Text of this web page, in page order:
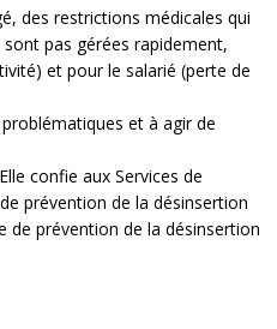
des restrictions médicales qui
pas gérées rapidement,
et pour le salarié (perte de
et à agir de
confie aux Services de
prévention de la désinsertion
de prévention de la désinsertion